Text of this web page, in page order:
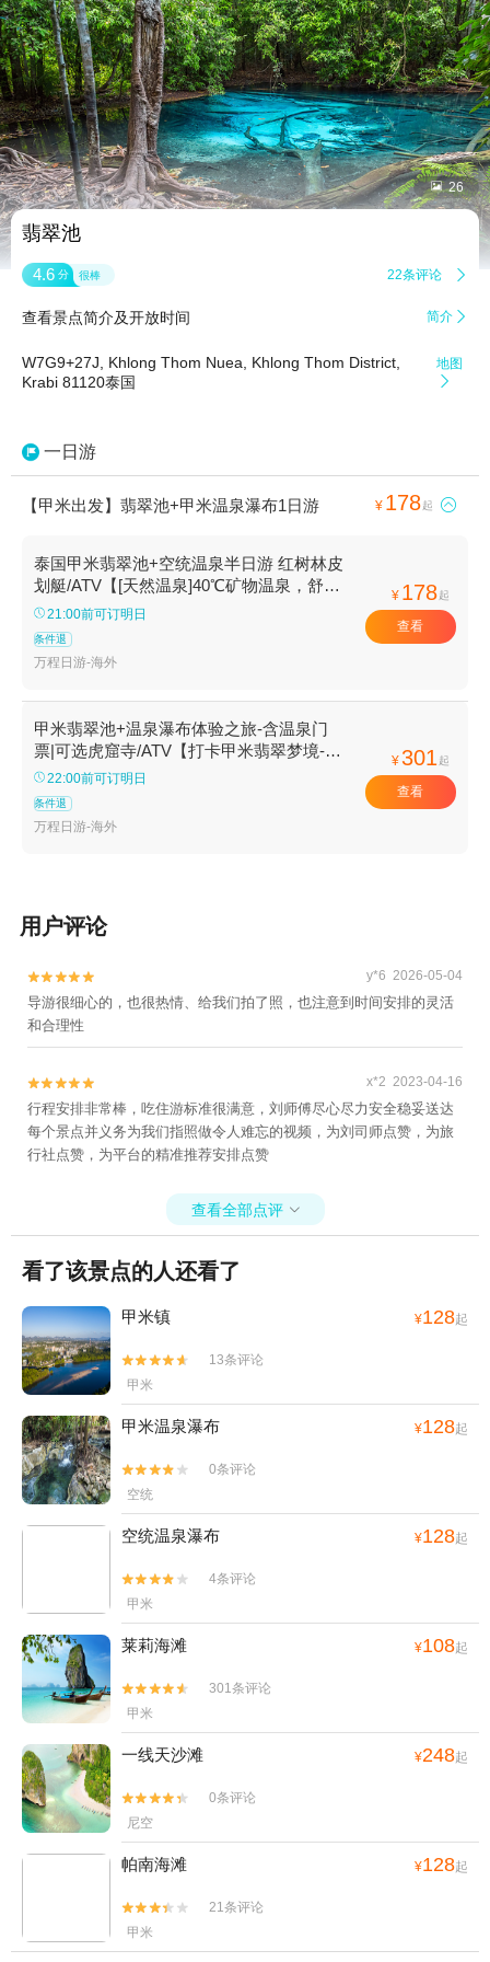
 26
翡翠池
4.6 分 很棒 22条评论 
查看景点简介及开放时间 简介 
W7G9+27J, Khlong Thom Nuea, Khlong Thom District,
Krabi 81120泰国
地图

一日游
【甲米出发】翡翠池+甲米温泉瀑布1日游 ¥ 178起 
泰国甲米翡翠池+空统温泉半日游 红树林皮
划艇/ATV【[天然温泉]40℃矿物温泉，舒缓
身心放松体验】
21:00前可订明日
条件退
万程日游-海外
¥ 178起
查看
甲米翡翠池+温泉瀑布体验之旅-含温泉门
票|可选虎窟寺/ATV【打卡甲米翡翠梦境-被
国人誉为“泰国九寨沟”的翡翠湖】
22:00前可订明日
条件退
万程日游-海外
¥301 起
查看
用户评论

 y*6 2026-05-04
导游很细心的，也很热情、给我们拍了照，也注意到时间安排的灵活
和合理性

 x*2 2023-04-16
行程安排非常棒，吃住游标准很满意，刘师傅尽心尽力安全稳妥送达
每个景点并义务为我们指照做令人难忘的视频，为刘司师点赞，为旅
行社点赞，为平台的精准推荐安排点赞
查看全部点评 
看了该景点的人还看了
甲米镇 ¥128起


13条评论
甲米
甲米温泉瀑布 ¥128起


0条评论
空统
空统温泉瀑布 ¥128起


4条评论
甲米
莱莉海滩 ¥108起


301条评论
甲米
一线天沙滩 ¥248起


0条评论
尼空
帕南海滩 ¥128起


21条评论
甲米
